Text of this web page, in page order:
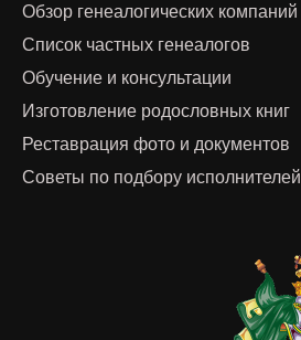
Обзор генеалогических компаний
Список частных генеалогов
Обучение и консультации
Изготовление родословных книг
Реставрация фото и документов
Советы по подбору исполнителей